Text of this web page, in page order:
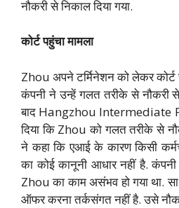
नौकरी से निकाल दिया गया.
कोर्ट पहुंचा मामला
Zhou अपने टर्मिनेशन को लेकर कोर्ट
कंपनी ने उन्हें गलत तरीके से नौकरी
बाद Hangzhou Intermediate
दिया कि Zhou को गलत तरीके से
ने कहा कि एआई के कारण किसी
का कोई कानूनी आधार नहीं है.
Zhou का काम असंभव हो गया था.
ऑफर करना तर्कसंगत नहीं है. उसे